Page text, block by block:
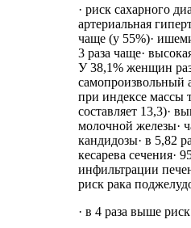
· риск сахарного
артериальная
чаще (у 55%)·
3 раза чаще·
У 38,1% женщин
самопроизвольный
при индексе массы
составляет 13,3)·
молочной железы·
кандидозы· в 5,82
кесарева сечения·
инфильтрации
риск рака
· в 4 раза выше риск